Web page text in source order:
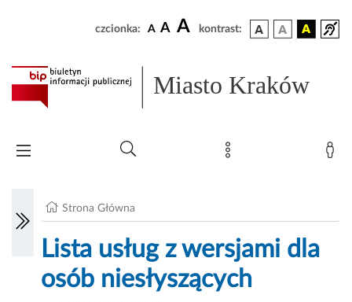
czcionka: A A A kontrast:
Miasto Kraków
Strona Główna
Lista usług z wersjami dla
osób niesłyszących